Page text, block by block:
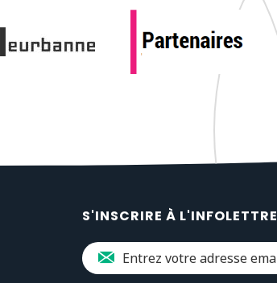
S'INSCRIRE À L'INFOLETTRE